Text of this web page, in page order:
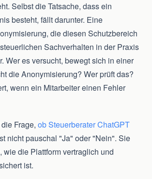
Selbst die Tatsache, dass ein
besteht, fällt darunter. Eine
die diesen Schutzbereich
Sachverhalten in der Praxis
Wer es versucht, bewegt sich in einer
die Anonymisierung? Wer prüft das?
wenn ein Mitarbeiter einen Fehler
Frage, ob Steuerberater ChatGPT
nicht pauschal "Ja" oder "Nein". Sie
wie die Plattform vertraglich und
ist.